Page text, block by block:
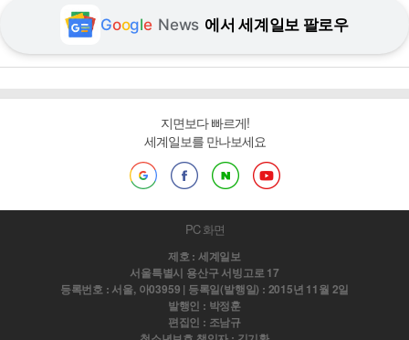
Google News 에서 세계일보 팔로우
지면보다 빠르게!
세계일보를 만나보세요
PC 화면
제호 : 세계일보
서울특별시 용산구 서빙고로 17
등록번호 : 서울, 아03959 | 등록일(발행일) : 2015년 11월 2일
발행인 : 박정훈
편집인 : 조남규